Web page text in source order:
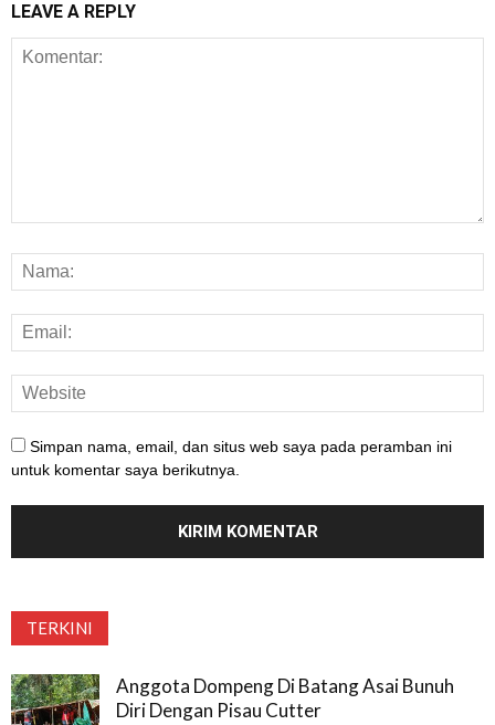
LEAVE A REPLY
Simpan nama, email, dan situs web saya pada peramban ini
untuk komentar saya berikutnya.
TERKINI
Anggota Dompeng Di Batang Asai Bunuh
Diri Dengan Pisau Cutter